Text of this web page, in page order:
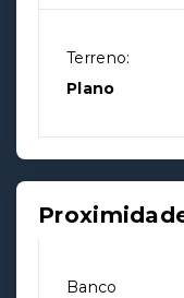
Terreno:
Plano
Banco